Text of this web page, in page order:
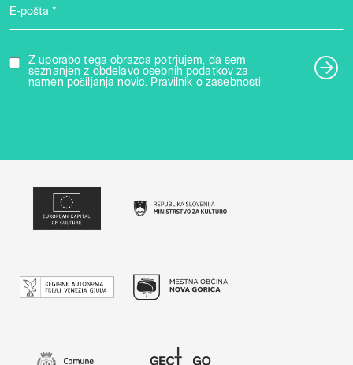
E-pošta *
Z uporabo tega obrazca potrjujem, da sem
seznanjen z obdelavo osebnih podatkov za
namen pošiljanja novic. Pravilnik o zasebnosti